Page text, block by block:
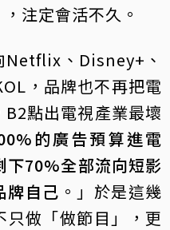
注定會活不久。
Netflix、Disney+、
，品牌也不再把電
點出電視產業最壞
的廣告預算進電
下70%全部流向短影
牌自己 。」於是這幾
只做「做節目」，更